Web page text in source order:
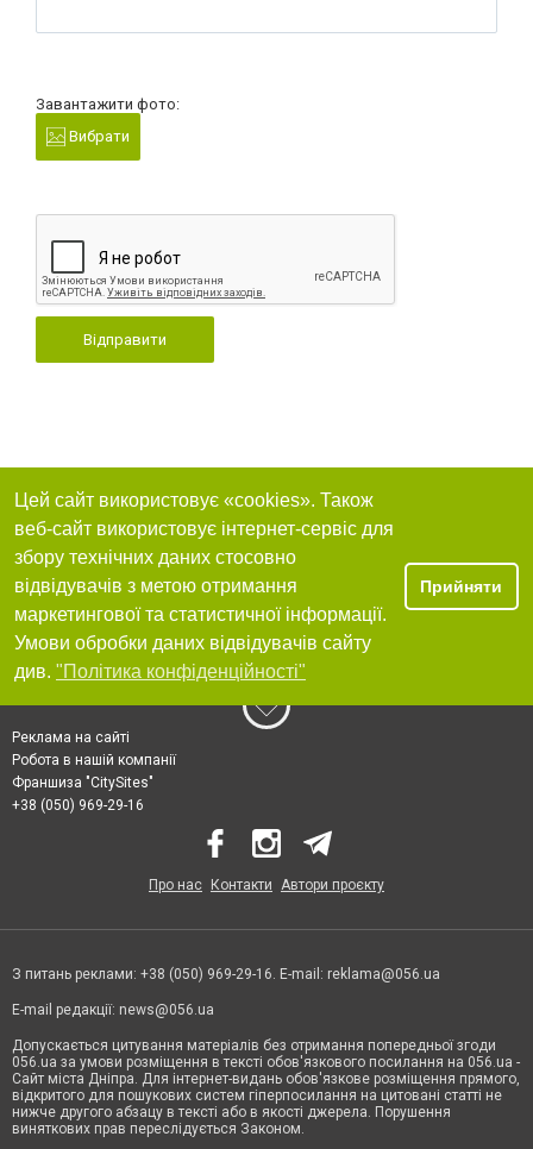
Завантажити фото:
Вибрати
Відправити
Цей сайт використовує «cookies». Також
веб-сайт використовує інтернет-сервіс для
збору технічних даних стосовно
відвідувачів з метою отримання
маркетингової та статистичної інформації.
Умови обробки даних відвідувачів сайту
див. "Політика конфіденційності"
Прийняти
Реклама на сайті
Робота в нашій компанії
Франшиза "CitySites"
+38 (050) 969-29-16
Про нас Контакти Автори проєкту
З питань реклами: +38 (050) 969-29-16. E-mail: reklama@056.ua
E-mail редакції: news@056.ua
Допускається цитування матеріалів без отримання попередньої згоди
056.ua за умови розміщення в тексті обов'язкового посилання на 056.ua -
Сайт міста Дніпра. Для інтернет-видань обов'язкове розміщення прямого,
відкритого для пошукових систем гіперпосилання на цитовані статті не
нижче другого абзацу в тексті або в якості джерела. Порушення
виняткових прав переслідується Законом.